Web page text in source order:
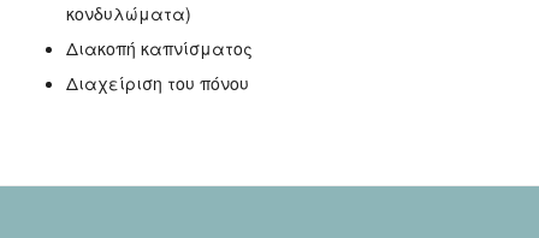
κονδυλώματα)
Διακοπή καπνίσματος
Διαχείριση του πόνου